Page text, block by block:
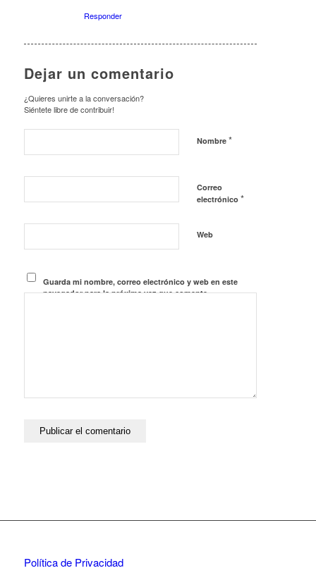
Responder
Dejar un comentario
¿Quieres unirte a la conversación?
Siéntete libre de contribuir!
Nombre *
Correo
electrónico *
Web
Guarda mi nombre, correo electrónico y web en este
navegador para la próxima vez que comente.
Política de Privacidad